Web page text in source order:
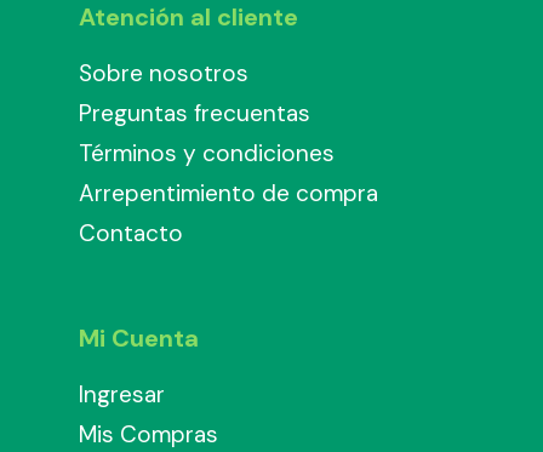
Atención al cliente
Sobre nosotros
Preguntas frecuentas
Términos y condiciones
Arrepentimiento de compra
Contacto
Mi Cuenta
Ingresar
Mis Compras